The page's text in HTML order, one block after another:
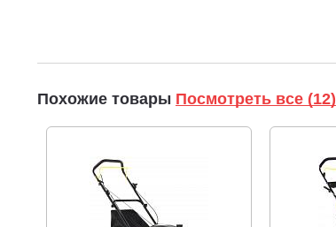
Похожие товары Посмотреть все (12)